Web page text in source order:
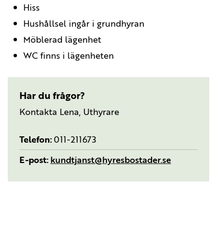
Hiss
Hushållsel ingår i grundhyran
Möblerad lägenhet
WC finns i lägenheten
Har du frågor?
Kontakta Lena, Uthyrare
Telefon 011-211673
E-post kundtjanst@hyresbostader.se